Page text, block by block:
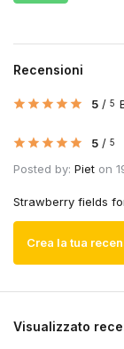
Recensioni
5 / 5
5 / 5
Posted by: Piet on
Strawberry fields
Crea la tua
Visualizzato